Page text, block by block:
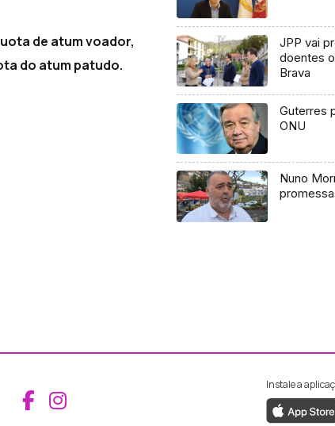
de atum voador,
do atum patudo.
JPP vai
doentes
Brava
Guterres
ONU
Nuno
Aceder ao Facebook da RTP
Aceder ao Instagram da RTP
Instale a